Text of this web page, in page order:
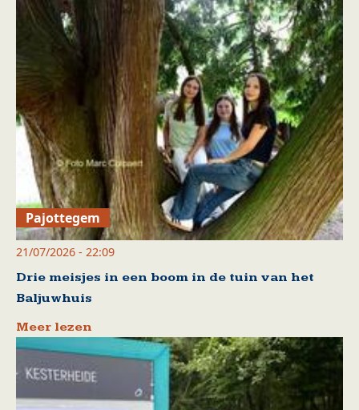
Pajottegem
21/07/2026 - 22:09
Drie meisjes in een boom in de tuin van het
Baljuwhuis
Meer lezen